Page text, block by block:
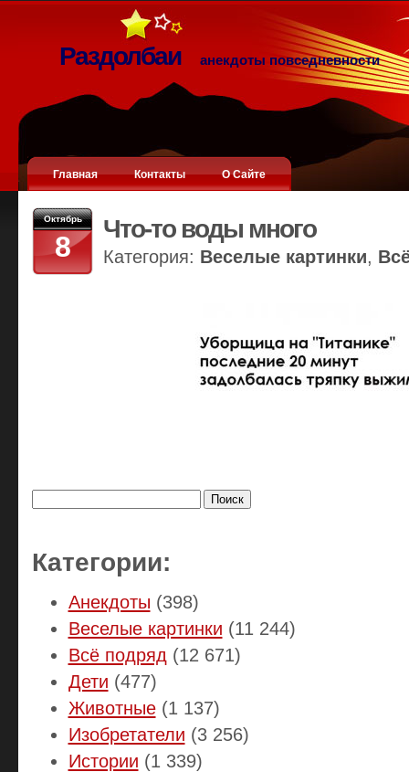
Раздолбаи анекдоты повседневности
Главная Контакты О Сайте
Октябрь
8
Что-то воды много
Категория: Веселые картинки,
Категории:
Анекдоты (398)
Веселые картинки (11 244)
Всё подряд (12 671)
Дети (477)
Животные(1 137)
Изобретатели (3 256)
Истории (1 339)